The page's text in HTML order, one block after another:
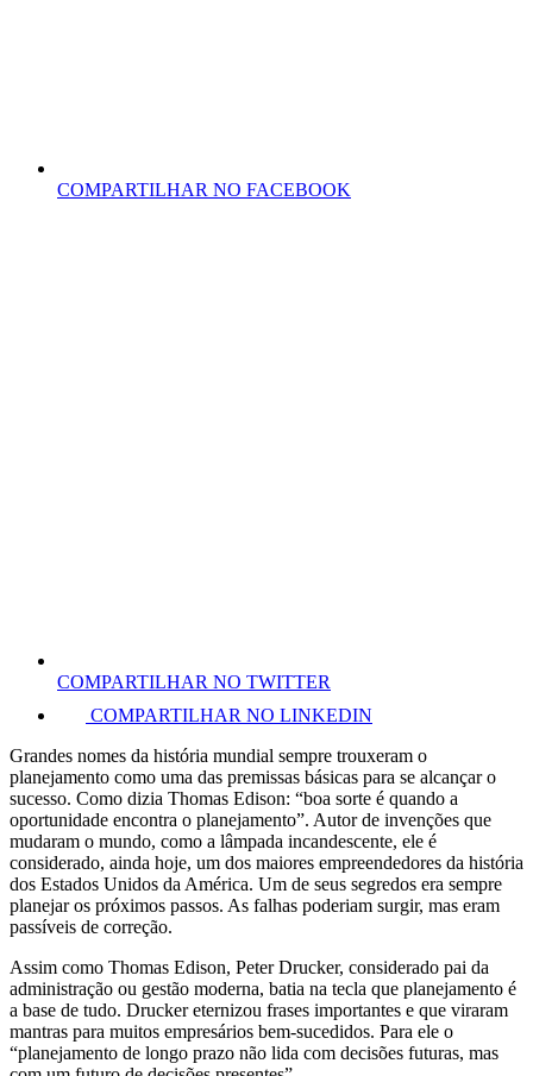
COMPARTILHAR NO FACEBOOK
COMPARTILHAR NO TWITTER
COMPARTILHAR NO LINKEDIN
Grandes nomes da história mundial sempre trouxeram o
planejamento como uma das premissas básicas para se alcançar o
sucesso. Como dizia Thomas Edison: “boa sorte é quando a
oportunidade encontra o planejamento”. Autor de invenções que
mudaram o mundo, como a lâmpada incandescente, ele é
considerado, ainda hoje, um dos maiores empreendedores da história
dos Estados Unidos da América. Um de seus segredos era sempre
planejar os próximos passos. As falhas poderiam surgir, mas eram
passíveis de correção.
Assim como Thomas Edison, Peter Drucker, considerado pai da
administração ou gestão moderna, batia na tecla que planejamento é
a base de tudo. Drucker eternizou frases importantes e que viraram
mantras para muitos empresários bem-sucedidos. Para ele o
“planejamento de longo prazo não lida com decisões futuras, mas